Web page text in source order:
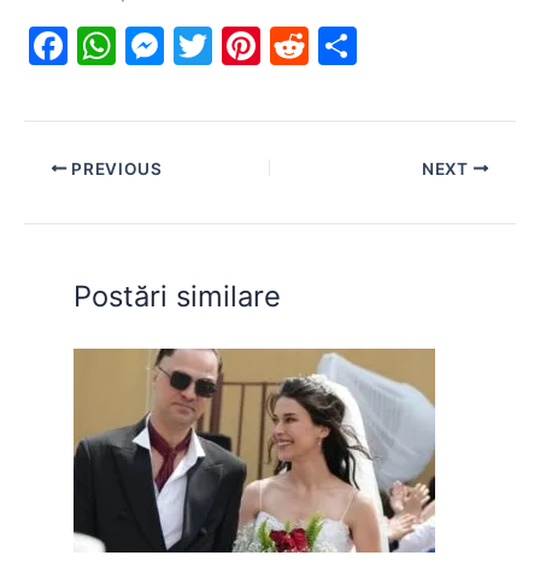
F
c
e
o
o
k
W
at
s
p
p
M
s
n
g
er
T
itt
Pi
er
e
R
d ar
PREVIOUS NEXT
Postări similare